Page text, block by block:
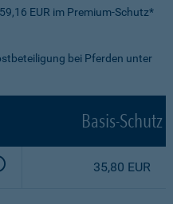
EUR im Premium-Schutz*
bei Pferden unter
Basis-Schutz
35,80 EUR